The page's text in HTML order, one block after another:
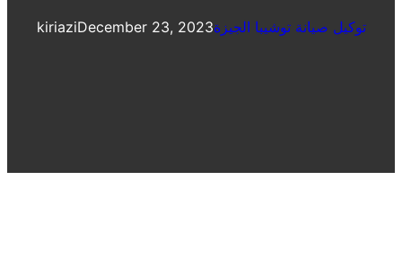
kiriaziDecember 23, 2023توكيل صيانة توشيبا الجيزة